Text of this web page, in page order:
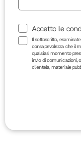
Accetto le
Il sottoscritto,
consapevolezza che il
qualsiasi momento
invio di comunicazioni,
clientela, materiale